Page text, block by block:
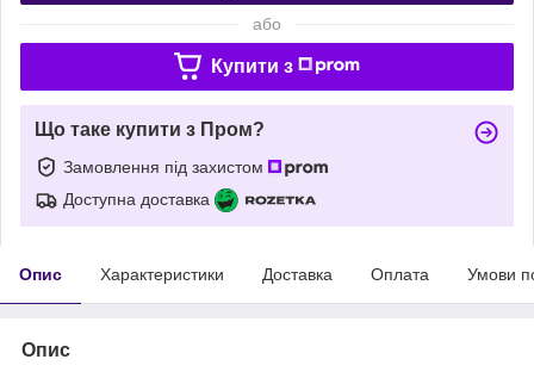
або
Купити з
Що таке купити з Пром?
Замовлення під захистом
Доступна доставка
Опис Характеристики Доставка Оплата Умови
Опис